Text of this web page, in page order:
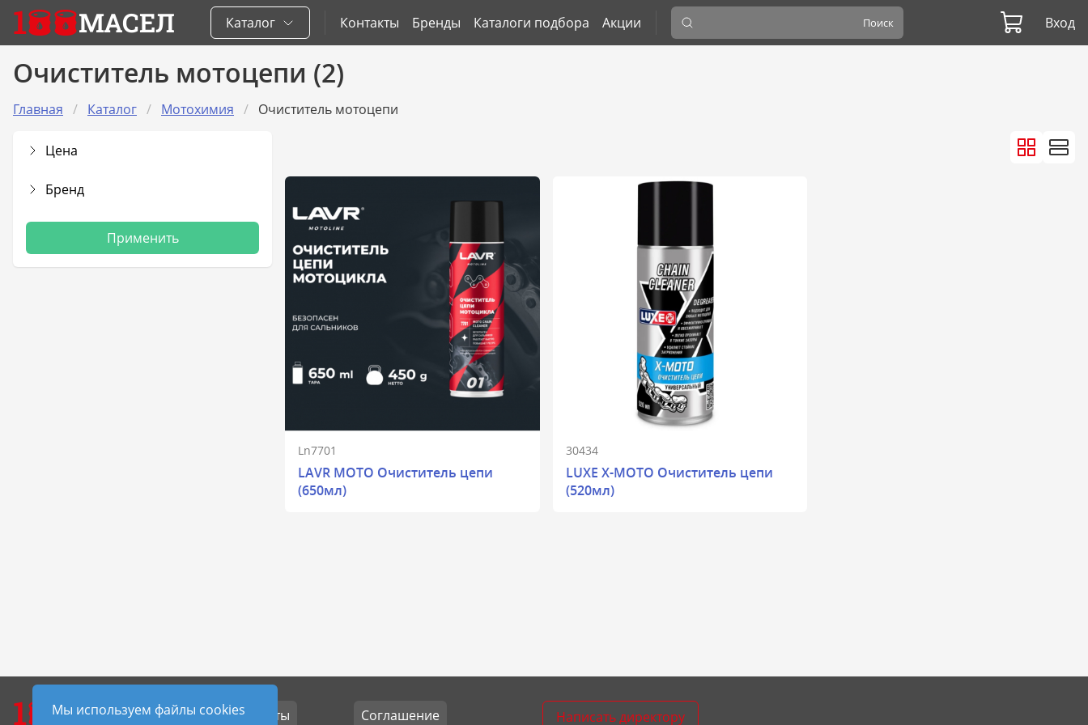
1 МАСЕЛ Каталог Контакты Бренды Каталоги подбора Акции Поиск Вход
Очиститель мотоцепи (2)
Главная Каталог Mотохимия Очиститель мотоцепи
Цена
Бренд
Применить
Ln7701
LAVR MOTO Очиститель цепи
(650мл)
30434
LUXE X-MOTO Очиститель цепи
(520мл)
1 МАСЕЛ Контакты Соглашение Написать директору
Мы используем файлы cookies